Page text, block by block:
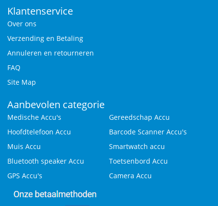
Klantenservice
Over ons
Verzending en Betaling
Annuleren en retourneren
FAQ
Site Map
Aanbevolen categorie
Medische Accu's
Gereedschap Accu
Hoofdtelefoon Accu
Barcode Scanner Accu's
Muis Accu
Smartwatch accu
Bluetooth speaker Accu
Toetsenbord Accu
GPS Accu's
Camera Accu